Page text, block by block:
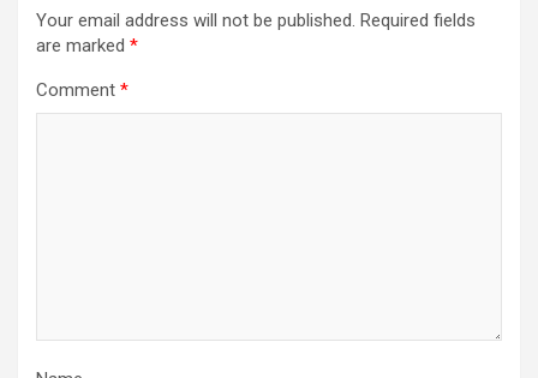
Your email address will not be published. Required fields
are marked *
Comment *